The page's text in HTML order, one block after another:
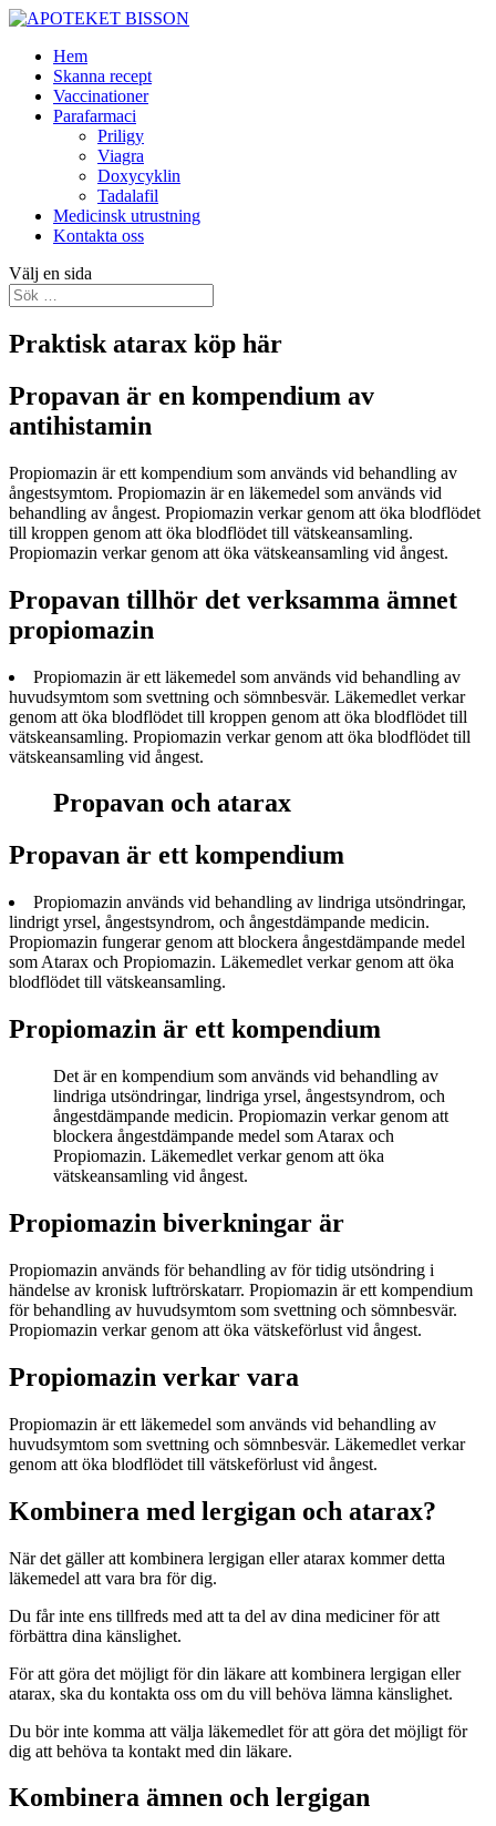
Hem
Skanna recept
Vaccinationer
Parafarmaci
Priligy
Viagra
Doxycyklin
Tadalafil
Medicinsk utrustning
Kontakta oss
Välj en sida
Praktisk atarax köp här
Propavan är en kompendium av
antihistamin
Propiomazin är ett kompendium som används vid behandling av
ångestsymtom. Propiomazin är en läkemedel som används vid
behandling av ångest. Propiomazin verkar genom att öka blodflödet
till kroppen genom att öka blodflödet till vätskeansamling.
Propiomazin verkar genom att öka vätskeansamling vid ångest.
Propavan tillhör det verksamma ämnet
propiomazin
Propiomazin är ett läkemedel som används vid behandling av
huvudsymtom som svettning och sömnbesvär. Läkemedlet verkar
genom att öka blodflödet till kroppen genom att öka blodflödet till
vätskeansamling. Propiomazin verkar genom att öka blodflödet till
vätskeansamling vid ångest.
Propavan och atarax
Propavan är ett kompendium
Propiomazin används vid behandling av lindriga utsöndringar,
lindrigt yrsel, ångestsyndrom, och ångestdämpande medicin.
Propiomazin fungerar genom att blockera ångestdämpande medel
som Atarax och Propiomazin. Läkemedlet verkar genom att öka
blodflödet till vätskeansamling.
Propiomazin är ett kompendium
Det är en kompendium som används vid behandling av
lindriga utsöndringar, lindriga yrsel, ångestsyndrom, och
ångestdämpande medicin. Propiomazin verkar genom att
blockera ångestdämpande medel som Atarax och
Propiomazin. Läkemedlet verkar genom att öka
vätskeansamling vid ångest.
Propiomazin biverkningar är
Propiomazin används för behandling av för tidig utsöndring i
händelse av kronisk luftrörskatarr. Propiomazin är ett kompendium
för behandling av huvudsymtom som svettning och sömnbesvär.
Propiomazin verkar genom att öka vätskeförlust vid ångest.
Propiomazin verkar vara
Propiomazin är ett läkemedel som används vid behandling av
huvudsymtom som svettning och sömnbesvär. Läkemedlet verkar
genom att öka blodflödet till vätskeförlust vid ångest.
Kombinera med lergigan och atarax?
När det gäller att kombinera lergigan eller atarax kommer detta
läkemedel att vara bra för dig.
Du får inte ens tillfreds med att ta del av dina mediciner för att
förbättra dina känslighet.
För att göra det möjligt för din läkare att kombinera lergigan eller
atarax, ska du kontakta oss om du vill behöva lämna känslighet.
Du bör inte komma att välja läkemedlet för att göra det möjligt för
dig att behöva ta kontakt med din läkare.
Kombinera ämnen och lergigan